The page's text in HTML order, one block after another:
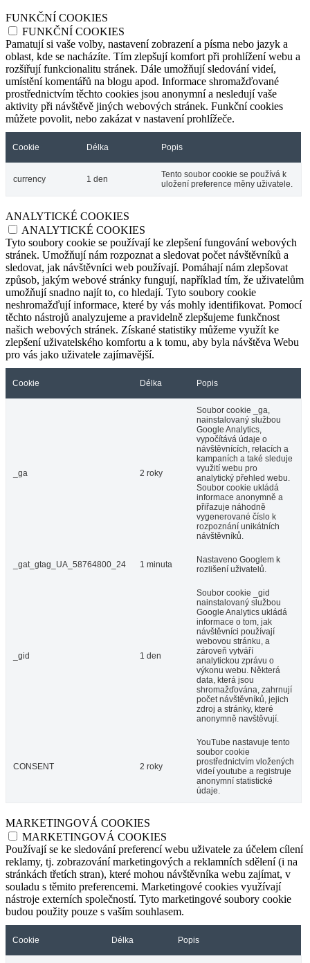
FUNKČNÍ COOKIES
FUNKČNÍ COOKIES
Pamatují si vaše volby, nastavení zobrazení a písma nebo jazyk a
oblast, kde se nacházíte. Tím zlepšují komfort při prohlížení webu a
rozšiřují funkcionalitu stránek. Dále umožňují sledování videí,
umístění komentářů na blogu apod. Informace shromažďované
prostřednictvím těchto cookies jsou anonymní a nesledují vaše
aktivity při návštěvě jiných webových stránek. Funkční cookies
můžete povolit, nebo zakázat v nastavení prohlížeče.
Cookie Délka Popis
currency 1 den
Tento soubor cookie se používá k
uložení preference měny uživatele.
ANALYTICKÉ COOKIES
ANALYTICKÉ COOKIES
Tyto soubory cookie se používají ke zlepšení fungování webových
stránek. Umožňují nám rozpoznat a sledovat počet návštěvníků a
sledovat, jak návštěvníci web používají. Pomáhají nám zlepšovat
způsob, jakým webové stránky fungují, například tím, že uživatelům
umožňují snadno najít to, co hledají. Tyto soubory cookie
neshromažďují informace, které by vás mohly identifikovat. Pomocí
těchto nástrojů analyzujeme a pravidelně zlepšujeme funkčnost
našich webových stránek. Získané statistiky můžeme využít ke
zlepšení uživatelského komfortu a k tomu, aby byla návštěva Webu
pro vás jako uživatele zajímavější.
Cookie Délka Popis
_ga 2 roky
Soubor cookie _ga,
nainstalovaný službou
Google Analytics,
vypočítává údaje o
návštěvnících, relacích a
kampaních a také sleduje
využití webu pro
analytický přehled webu.
Soubor cookie ukládá
informace anonymně a
přiřazuje náhodně
vygenerované číslo k
rozpoznání unikátních
návštěvníků.
_gat_gtag_UA_58764800_24 1 minuta
Nastaveno Googlem k
rozlišení uživatelů.
_gid 1 den
Soubor cookie _gid
nainstalovaný službou
Google Analytics ukládá
informace o tom, jak
návštěvníci používají
webovou stránku, a
zároveň vytváří
analytickou zprávu o
výkonu webu. Některá
data, která jsou
shromažďována, zahrnují
počet návštěvníků, jejich
zdroj a stránky, které
anonymně navštěvují.
CONSENT 2 roky
YouTube nastavuje tento
soubor cookie
prostřednictvím vložených
videí youtube a registruje
anonymní statistické
údaje.
MARKETINGOVÁ COOKIES
MARKETINGOVÁ COOKIES
Používají se ke sledování preferencí webu uživatele za účelem cílení
reklamy, tj. zobrazování marketingových a reklamních sdělení (i na
stránkách třetích stran), které mohou návštěvníka webu zajímat, v
souladu s těmito preferencemi. Marketingové cookies využívají
nástroje externích společností. Tyto marketingové soubory cookie
budou použity pouze s vaším souhlasem.
Cookie Délka Popis